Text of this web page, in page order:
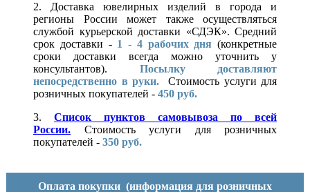
2. Доставка ювелирных изделий в города и
регионы России может также осуществляться
службой курьерской доставки «СДЭК». Средний
срок доставки - 1 - 4 рабочих дня (конкретные
сроки доставки всегда можно уточнить у
консультантов). Посылку доставляют
непосредственно в руки.
Стоимость услуги для
розничных покупателей - 450 руб.
3. Список пунктов самовывоза по всей
России.
Стоимость услуги для розничных
покупателей - 350 руб.
Оплата покупки (информация для розничных